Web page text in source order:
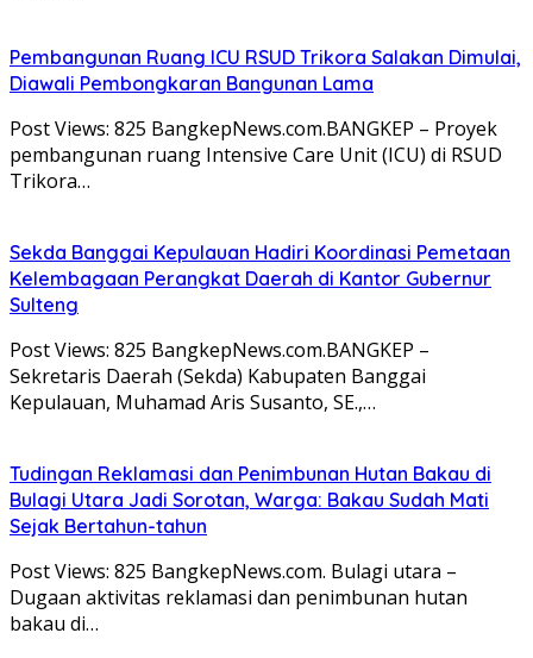
Pembangunan Ruang ICU RSUD Trikora Salakan Dimulai,
Diawali Pembongkaran Bangunan Lama
Post Views: 825 BangkepNews.com.BANGKEP – Proyek
pembangunan ruang Intensive Care Unit (ICU) di RSUD
Trikora…
Sekda Banggai Kepulauan Hadiri Koordinasi Pemetaan
Kelembagaan Perangkat Daerah di Kantor Gubernur
Sulteng
Post Views: 825 BangkepNews.com.BANGKEP –
Sekretaris Daerah (Sekda) Kabupaten Banggai
Kepulauan, Muhamad Aris Susanto, SE.,…
Tudingan Reklamasi dan Penimbunan Hutan Bakau di
Bulagi Utara Jadi Sorotan, Warga: Bakau Sudah Mati
Sejak Bertahun-tahun
Post Views: 825 BangkepNews.com. Bulagi utara –
Dugaan aktivitas reklamasi dan penimbunan hutan
bakau di…